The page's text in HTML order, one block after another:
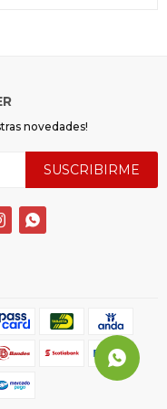
novedades!
SUSCRIBIRME
